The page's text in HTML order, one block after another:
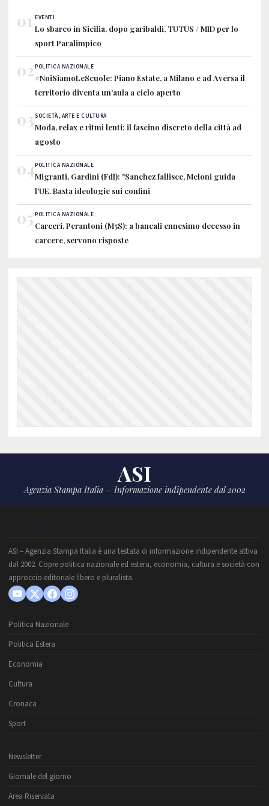
01 EVENTI
Lo sbarco in Sicilia, dopo garibaldi, TUTUS / MID per lo
sport Paralimpico
02POLITICA NAZIONALE
#NoiSiamoLeScuole: Piano Estate, a Milano e ad Aversa il
territorio diventa un'aula a cielo aperto
03SOCIETÀ, ARTE E CULTURA
Moda, relax e ritmi lenti: il fascino discreto della città ad
agosto
04POLITICA NAZIONALE
Migranti, Gardini (FdI): "Sanchez fallisce, Meloni guida
l'UE. Basta ideologie sui confini
05 POLITICA NAZIONALE
Carceri, Perantoni (M5S): a bancali ennesimo decesso in
carcere, servono risposte
ASI
Agenzia Stampa Italia – Informazione indipendente dal 2002
CHI SIAMO
ASI – Agenzia Stampa Italia è una testata di informazione indipendente attiva
dal 2002. Copre politica nazionale ed estera, economia, cultura e società con
approccio editoriale libero e pluralista.
Politica Nazionale
Politica Estera
Economia
Cultura
Cronaca
Sport
Newsletter
Giornale del giorno
Area Riservata